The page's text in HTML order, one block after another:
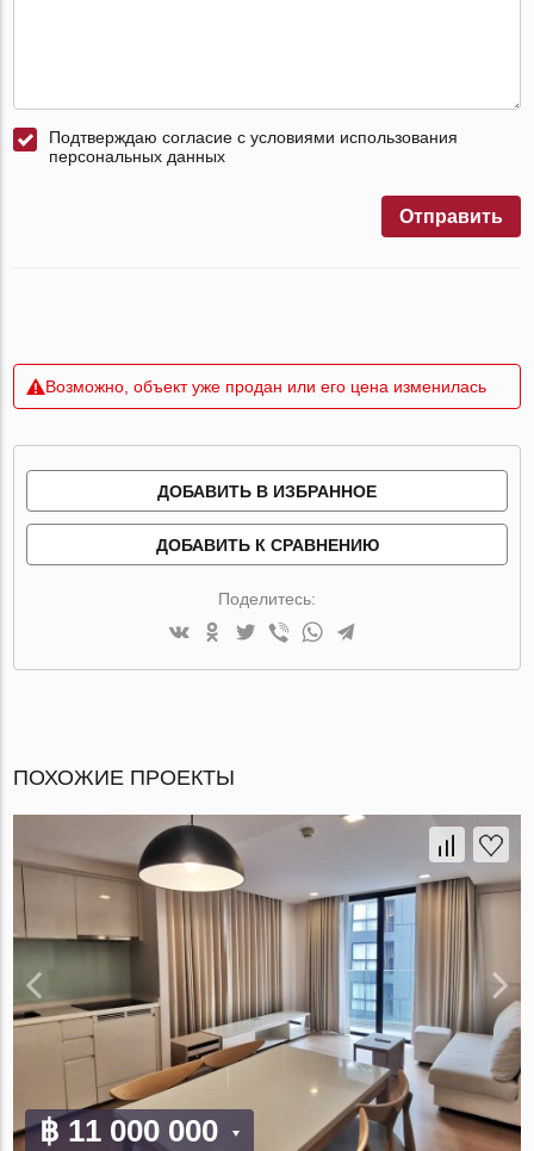
Подтверждаю согласие с условиями использования
персональных данных
Отправить
Возможно, объект уже продан или его цена изменилась
ДОБАВИТЬ В ИЗБРАННОЕ
ДОБАВИТЬ К СРАВНЕНИЮ
Поделитесь:
ПОХОЖИЕ ПРОЕКТЫ
฿ 11 000 000